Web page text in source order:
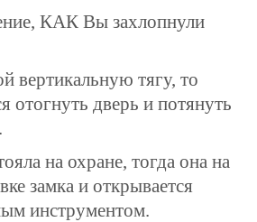
КАК Вы захлопнули
вертикальную тягу, то
отогнуть дверь и потянуть
на охране, тогда она на
замка и открывается
инструментом.